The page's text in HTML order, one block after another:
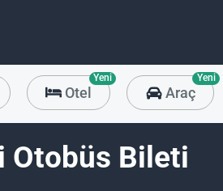
Otel
Yeni
Araç
Yeni
Otobüs Bileti